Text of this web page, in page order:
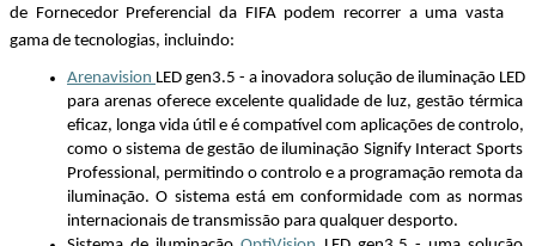
de Fornecedor Preferencial da FIFA podem recorrer a uma vasta
gama de tecnologias, incluindo:
Arenavision LED gen3.5 - a inovadora solução de iluminação LED
para arenas oferece excelente qualidade de luz, gestão térmica
eficaz, longa vida útil e é compatível com aplicações de controlo,
como o sistema de gestão de iluminação Signify Interact Sports
Professional, permitindo o controlo e a programação remota da
iluminação. O sistema está em conformidade com as normas
internacionais de transmissão para qualquer desporto.